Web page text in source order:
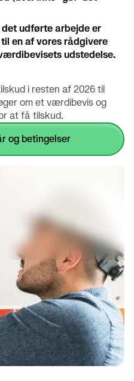
udførte arbejde er
en af vores rådgivere
udstedelse.
i resten af 2026 til
om et værdibevis og
at få tilskud.
og betingelser